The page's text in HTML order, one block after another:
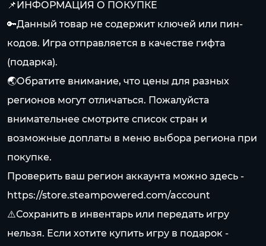
📌ИНФОРМАЦИЯ О ПОКУПКЕ
🔑Данный товар не содержит ключей или пин-
кодов. Игра отправляется в качестве гифта
(подарка).
🌏Обратите внимание, что цены для разных
регионов могут отличаться. Пожалуйста
внимательнее смотрите список стран и
возможные доплаты в меню выбора региона при
покупке.
ㅤПроверить ваш регион аккаунта можно здесь -
https://store.steampowered.com/account
⚠️Сохранить в инвентарь или передать игру
нельзя. Если хотите купить игру в подарок -